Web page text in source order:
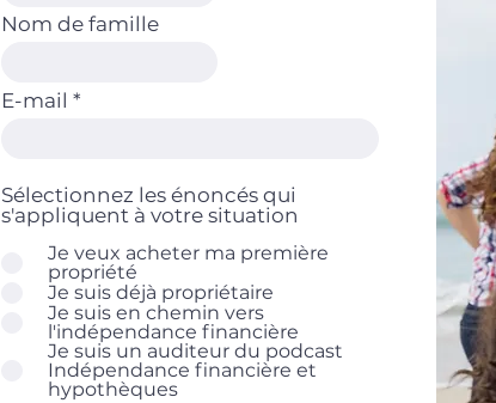
Principes de
Nom de famille
E-mail
Sélectionnez les énoncés qui
s'appliquent à votre situation
Je veux acheter ma première
propriété
Je suis déjà propriétaire
Je suis en chemin vers
l'indépendance financière
Je suis un auditeur du podcast
Indépendance financière et
hypothèques